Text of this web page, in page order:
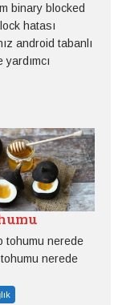
binary blocked
hatası
android tabanlı
tohumu nerede
nerede